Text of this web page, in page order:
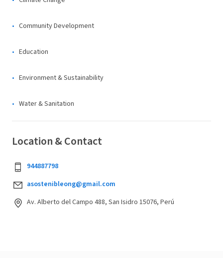
Community Development
Education
Environment & Sustainability
Water & Sanitation
Location & Contact
944887798
asostenibleong@gmail.com
Av. Alberto del Campo 488, San Isidro 15076, Perú